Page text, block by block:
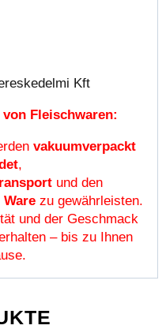
Kft
Fleischwaren:
vakuumverpackt
,
und den
zu gewährleisten.
und der Geschmack
– bis zu Ihnen